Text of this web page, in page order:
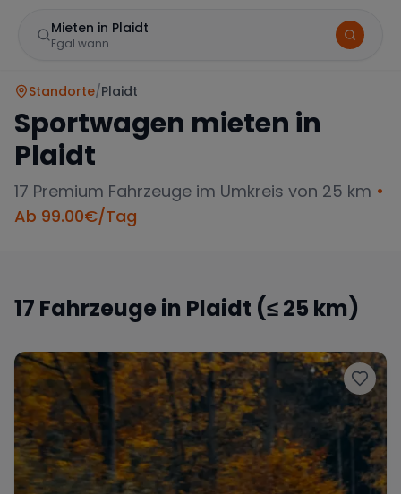
Mieten in Plaidt
Egal wann
Porsche Lamborghini Ferrari
Wann
Zeitraum wählen
Standorte/Plaidt
Sportwagen mieten in
Plaidt
17 Premium Fahrzeuge im Umkreis von 25 km •
Ab 99.00€/Tag
17 Fahrzeuge in Plaidt (≤ 25 km)